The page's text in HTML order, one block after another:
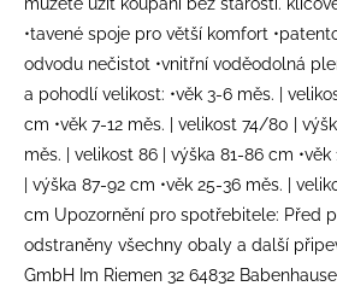
•tavené spoje pro větší komfort
odvodu nečistot •vnitřní voděodolná
a pohodlí velikost: •věk 3-6 měs. |
cm •věk 7-12 měs. | velikost 74/80 |
měs. | velikost 86 | výška 81-86 cm
| výška 87-92 cm •věk 25-36 měs. |
cm Upozornění pro spotřebitele: Před
odstraněny všechny obaly a další
GmbH Im Riemen 32 64832